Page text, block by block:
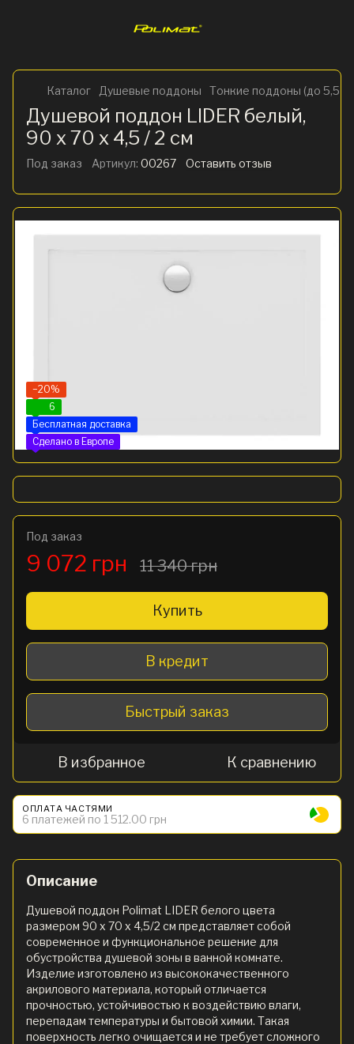
Каталог Душевые поддоны Тонкие поддоны (до 5,5
Душевой поддон LIDER белый,
90 x 70 х 4,5 / 2 см
Под заказ Артикул: 00267 Оставить отзыв
−20%
6
Бесплатная доставка
Сделано в Европе
Под заказ
9 072 грн 11 340 грн
Купить
В кредит
Быстрый заказ
В избранное К сравнению
ОПЛАТА ЧАСТЯМИ
6 платежей по 1 512.00 грн
Описание
Душевой поддон Polimat LIDER белого цвета
размером 90 х 70 х 4,5/2 см представляет собой
современное и функциональное решение для
обустройства душевой зоны в ванной комнате.
Изделие изготовлено из высококачественного
акрилового материала, который отличается
прочностью, устойчивостью к воздействию влаги,
перепадам температуры и бытовой химии. Такая
поверхность легко очищается и не требует сложного